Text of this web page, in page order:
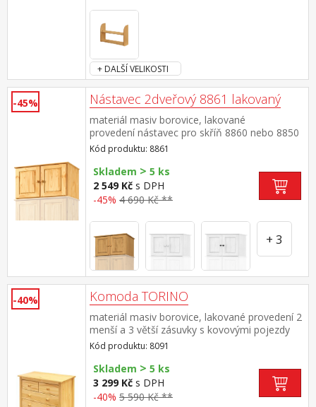
+ DALŠÍ VELIKOSTI
-45% Nástavec 2dveřový 8861 lakovaný
materiál masiv borovice, lakované
provedení nástavec pro skříň 8860 nebo 8850
Kód produktu: 8861
Skladem > 5 ks
2 549 Kč s DPH
-45% 4 690 Kč **
+ 3
-40% Komoda TORINO
materiál masiv borovice, lakované provedení 2
menší a 3 větší zásuvky s kovovými pojezdy
Kód produktu: 8091
Skladem > 5 ks
3 299 Kč s DPH
-40% 5 590 Kč **